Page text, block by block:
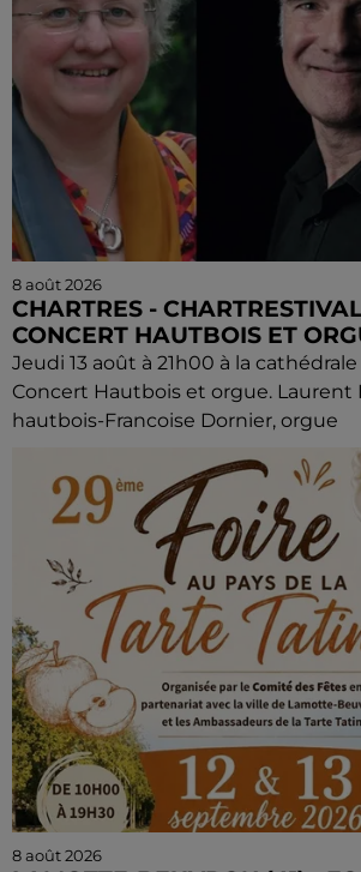
8 août 2026
CHARTRES -
CONCERT HAUTBOIS ET
Jeudi 13 août à 21h00 à la
Concert Hautbois et orgue. Laurent
hautbois-Francoise Dornier, orgue
8 août 2026